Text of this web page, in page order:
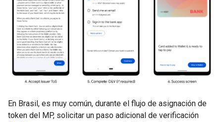
En Brasil, es muy común, durante el flujo de asignación de
token del MP, solicitar un paso adicional de verificación